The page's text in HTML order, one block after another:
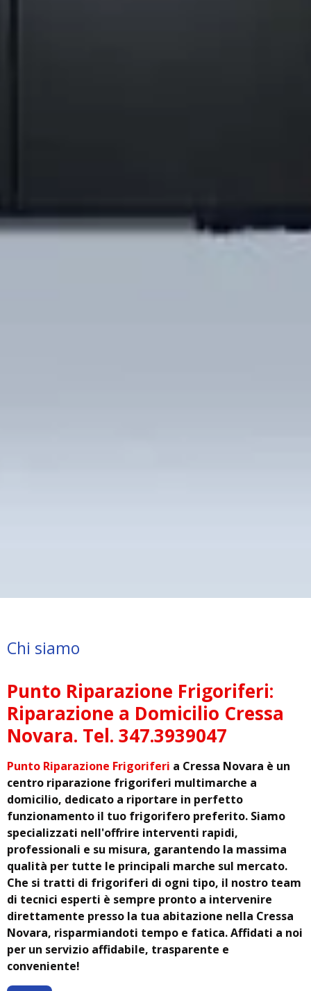
Chi siamo
Punto Riparazione Frigoriferi:
Riparazione a Domicilio Cressa
Novara. Tel. 347.3939047
Punto Riparazione Frigoriferi a Cressa Novara è un
centro riparazione frigoriferi multimarche a
domicilio, dedicato a riportare in perfetto
funzionamento il tuo frigorifero preferito. Siamo
specializzati nell'offrire interventi rapidi,
professionali e su misura, garantendo la massima
qualità per tutte le principali marche sul mercato.
Che si tratti di frigoriferi di ogni tipo, il nostro team
di tecnici esperti è sempre pronto a intervenire
direttamente presso la tua abitazione nella Cressa
Novara, risparmiandoti tempo e fatica. Affidati a noi
per un servizio affidabile, trasparente e
conveniente!